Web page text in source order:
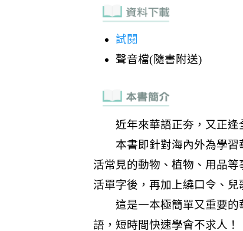
試閱
聲音檔(隨書附送)